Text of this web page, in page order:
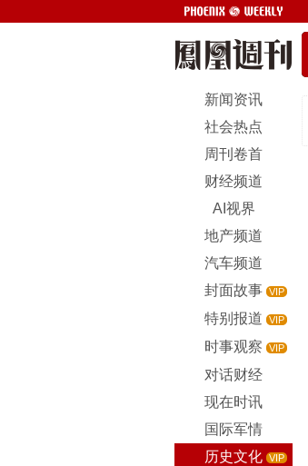
新闻资讯
社会热点
周刊卷首
财经频道
AI视界
地产频道
汽车频道
封面故事 VIP
特别报道 VIP
时事观察 VIP
对话财经
现在时讯
国际军情
历史文化 VIP